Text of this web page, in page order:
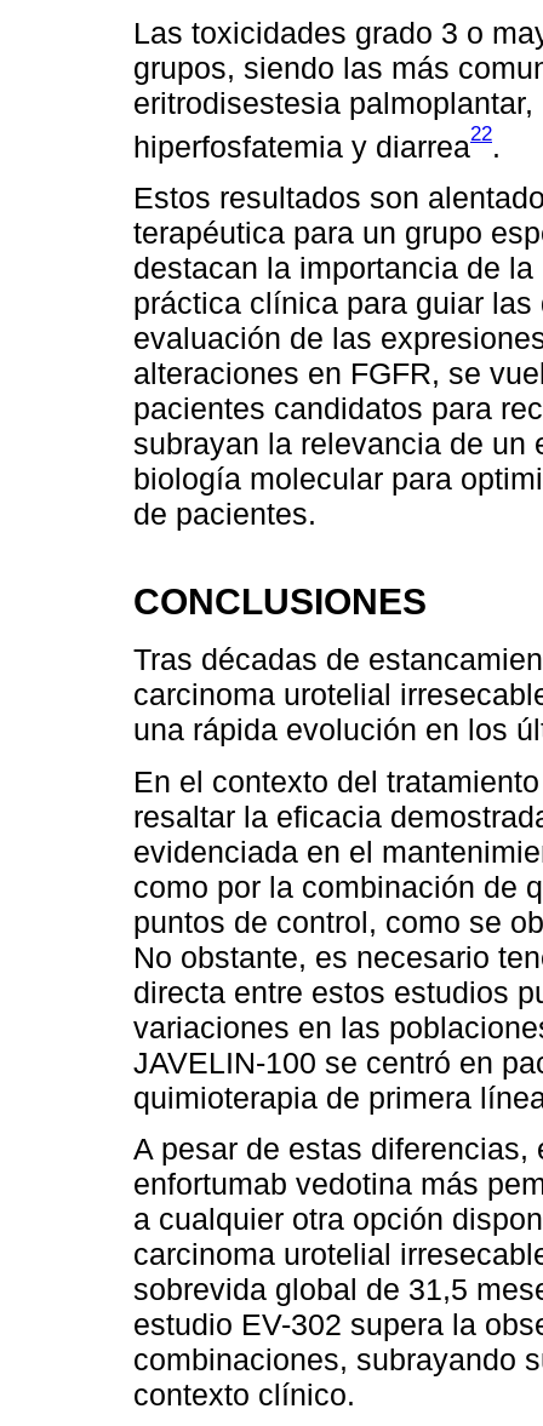
Las toxicidades grado 3 o
grupos, siendo las más
eritrodisestesia
hiperfosfatemia y diarrea22.
Estos resultados son
terapéutica para un grupo
destacan la importancia de
práctica clínica para guiar
evaluación de las
alteraciones en FGFR, se
pacientes candidatos para
subrayan la relevancia de un
biología molecular para
de pacientes.
CONCLUSIONES
Tras décadas de
carcinoma urotelial
una rápida evolución en los
En el contexto del
resaltar la eficacia
evidenciada en el
como por la combinación de
puntos de control, como se
No obstante, es necesario
directa entre estos estudios
variaciones en las
JAVELIN-100 se centró en
quimioterapia de primera
A pesar de estas
enfortumab vedotina más
a cualquier otra opción
carcinoma urotelial
sobrevida global de 31,5
estudio EV-302 supera la
combinaciones, subrayando
contexto clínico.